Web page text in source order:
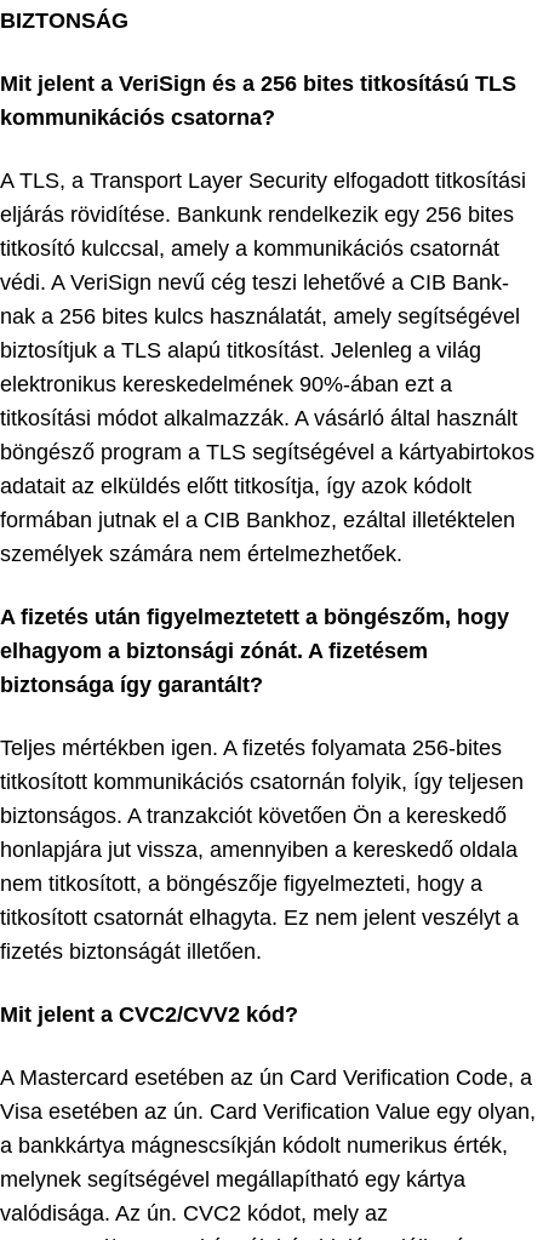
BIZTONSÁG
Mit jelent a VeriSign és a 256 bites titkosítású TLS
kommunikációs csatorna?
A TLS, a Transport Layer Security elfogadott titkosítási
eljárás rövidítése. Bankunk rendelkezik egy 256 bites
titkosító kulccsal, amely a kommunikációs csatornát
védi. A VeriSign nevű cég teszi lehetővé a CIB Bank-
nak a 256 bites kulcs használatát, amely segítségével
biztosítjuk a TLS alapú titkosítást. Jelenleg a világ
elektronikus kereskedelmének 90%-ában ezt a
titkosítási módot alkalmazzák. A vásárló által használt
böngésző program a TLS segítségével a kártyabirtokos
adatait az elküldés előtt titkosítja, így azok kódolt
formában jutnak el a CIB Bankhoz, ezáltal illetéktelen
személyek számára nem értelmezhetőek.
A fizetés után figyelmeztetett a böngészőm, hogy
elhagyom a biztonsági zónát. A fizetésem
biztonsága így garantált?
Teljes mértékben igen. A fizetés folyamata 256-bites
titkosított kommunikációs csatornán folyik, így teljesen
biztonságos. A tranzakciót követően Ön a kereskedő
honlapjára jut vissza, amennyiben a kereskedő oldala
nem titkosított, a böngészője figyelmezteti, hogy a
titkosított csatornát elhagyta. Ez nem jelent veszélyt a
fizetés biztonságát illetően.
Mit jelent a CVC2/CVV2 kód?
A Mastercard esetében az ún Card Verification Code, a
Visa esetében az ún. Card Verification Value egy olyan,
a bankkártya mágnescsíkján kódolt numerikus érték,
melynek segítségével megállapítható egy kártya
valódisága. Az ún. CVC2 kódot, mely az